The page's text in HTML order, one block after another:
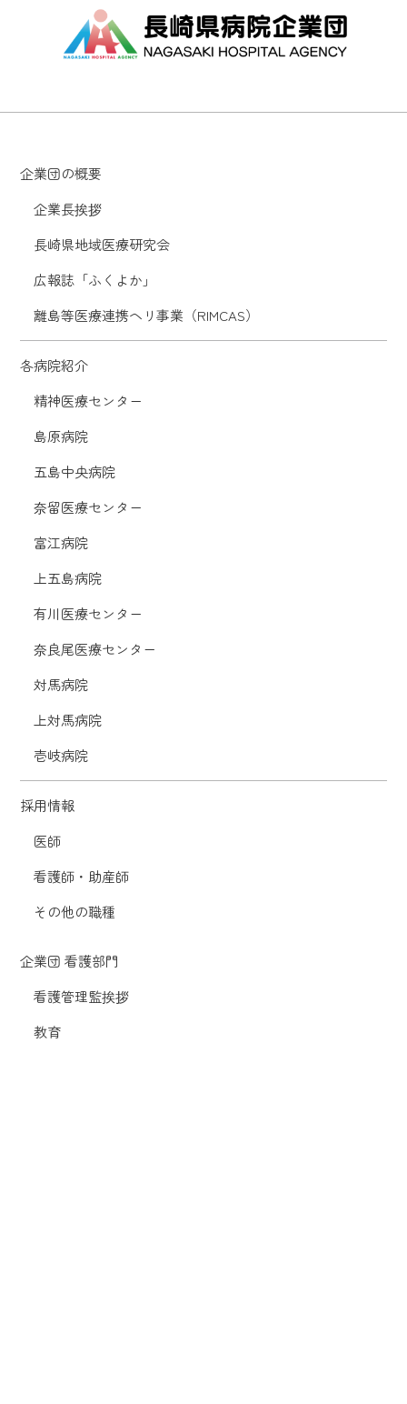
企業団の概要
企業長挨拶
長崎県地域医療研究会
広報誌「ふくよか」
離島等医療連携ヘリ事業（RIMCAS）
各病院紹介
精神医療センター
島原病院
五島中央病院
奈留医療センター
富江病院
上五島病院
有川医療センター
奈良尾医療センター
対馬病院
上対馬病院
壱岐病院
採用情報
医師
看護師・助産師
その他の職種
企業団 看護部門
看護管理監挨拶
教育